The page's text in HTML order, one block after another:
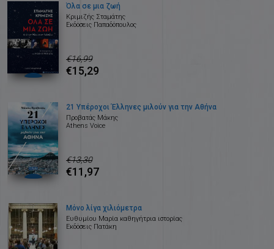
Όλα σε μια ζωή
Κριμιζής Σταμάτης
Εκδόσεις Παπαδόπουλος
€16,99
€15,29
21 Υπέροχοι Έλληνες μιλούν για την Αθήνα
Προβατάς Μάκης
Athens Voice
€13,30
€11,97
Μόνο λίγα χιλιόμετρα
Ευθυμίου Μαρία καθηγήτρια ιστορίας
Εκδόσεις Πατάκη